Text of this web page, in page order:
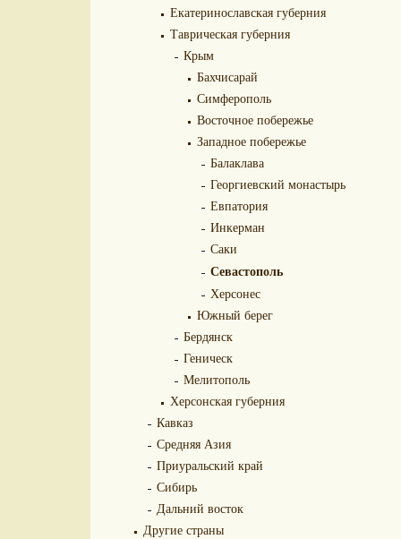
Екатеринославская губерния
Таврическая губерния
Крым
Бахчисарай
Симферополь
Восточное побережье
Западное побережье
Балаклава
Георгиевский монастырь
Евпатория
Инкерман
Саки
Севастополь
Херсонес
Южный берег
Бердянск
Геническ
Мелитополь
Херсонская губерния
Кавказ
Средняя Азия
Приуральский край
Сибирь
Дальний восток
Другие страны